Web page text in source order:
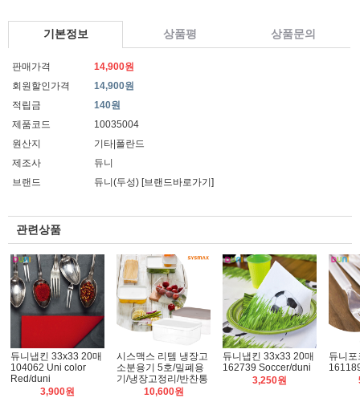
기본정보 상품평 상품문의
판매가격
14,900원
회원할인가격
14,900원
적립금
140원
제품코드
10035004
원산지
기타|폴란드
제조사
듀니
브랜드
듀니(두성) [브랜드바로가기]
관련상품
듀니냅킨 33x33 20매
104062 Uni color
Red/duni
3,900원
시스맥스 리템 냉장고
소분용기 5호/밀폐용
기/냉장고정리/반찬통
10,600원
듀니냅킨 33x33 20매
162739 Soccer/duni
3,250원
듀니